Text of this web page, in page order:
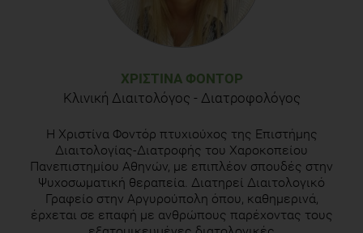
ΧΡΙΣΤΊΝΑ ΦΟΝΤΌΡ
Κλινική Διαιτολόγος - Διατροφολόγος
H Χριστίνα Φοντόρ πτυχιούχος της Επιστήμης
Διαιτολογίας-Διατροφής του Χαροκοπείου
Πανεπιστημίου Αθηνών, με επιπλέον σπουδές στην
Ψυχοσωματική θεραπεία. Διατηρεί Διαιτολογικό
Γραφείο στην Αργυρούπολη όπου, καθημερινά,
έρχεται σε επαφή με ανθρώπους παρέχοντας τους